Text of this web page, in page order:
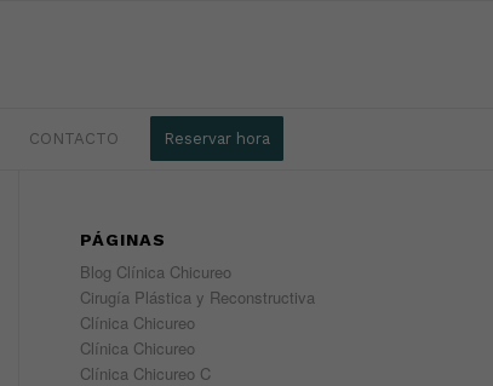
CONTACTO Reservar hora
PÁGINAS
Blog Clínica Chicureo
Cirugía Plástica y Reconstructiva
Clínica Chicureo
Clínica Chicureo
Clínica Chicureo C